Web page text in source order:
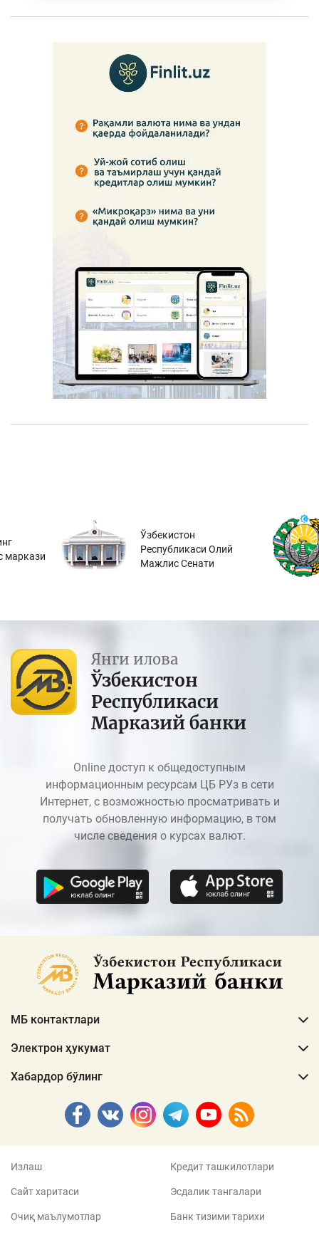
маркази
Ўзбекистон
Республикаси Олий
Мажлис Сенати
Янги илова
Ўзбекистон
Республикаси
Марказий банки
Online доступ к общедоступным
информационным ресурсам ЦБ РУз в сети
Интернет, с возможностью просматривать и
получать обновленную информацию, в том
числе сведения о курсах валют.
МБ контактлари
Электрон ҳукумат
Хабардор бўлинг
Излаш
Сайт харитаси
Очиқ маълумотлар
Кредит ташкилотлари
Эсдалик тангалари
Банк тизими тарихи